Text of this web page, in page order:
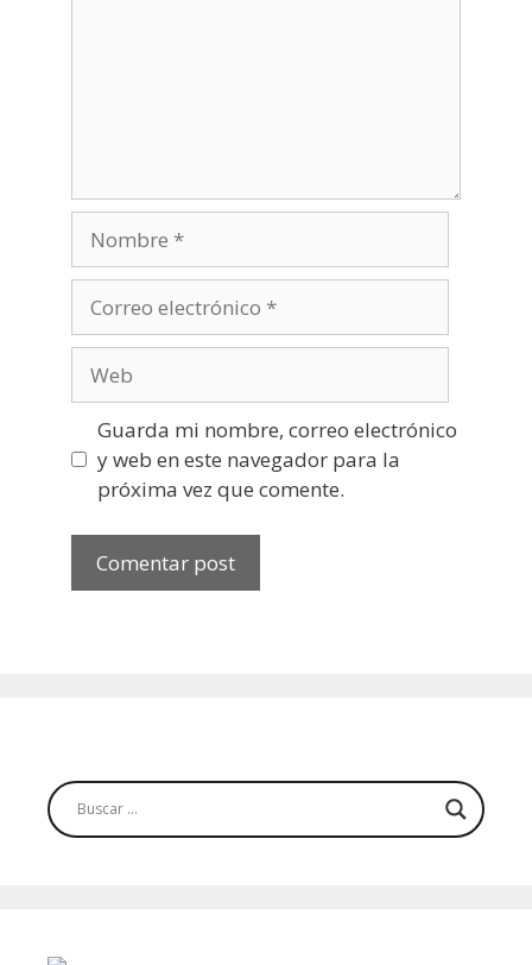
electrónico
Guarda mi nombre, correo electrónico
y web en este navegador para la
próxima vez que comente.